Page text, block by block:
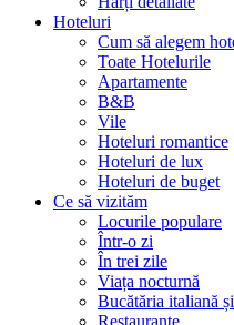
Hoteluri
Cum să alegem
Toate Hotelurile
Apartamente
B&B
Vile
Hoteluri romantice
Hoteluri de lux
Hoteluri de buget
Ce să vizităm
Locurile populare
Într-o zi
În trei zile
Viața nocturnă
Bucătăria italiană
Restaurante